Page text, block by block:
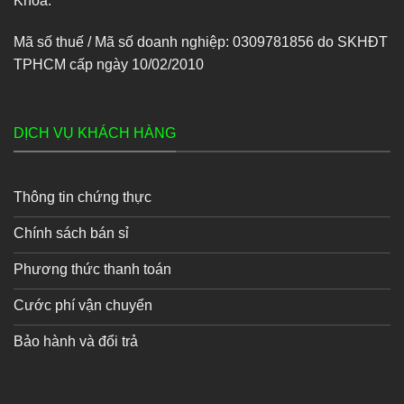
Mã số thuế / Mã số doanh nghiệp: 0309781856 do SKHĐT
TPHCM cấp ngày 10/02/2010
DỊCH VỤ KHÁCH HÀNG
Thông tin chứng thực
Chính sách bán sỉ
Phương thức thanh toán
Cước phí vận chuyển
Bảo hành và đổi trả